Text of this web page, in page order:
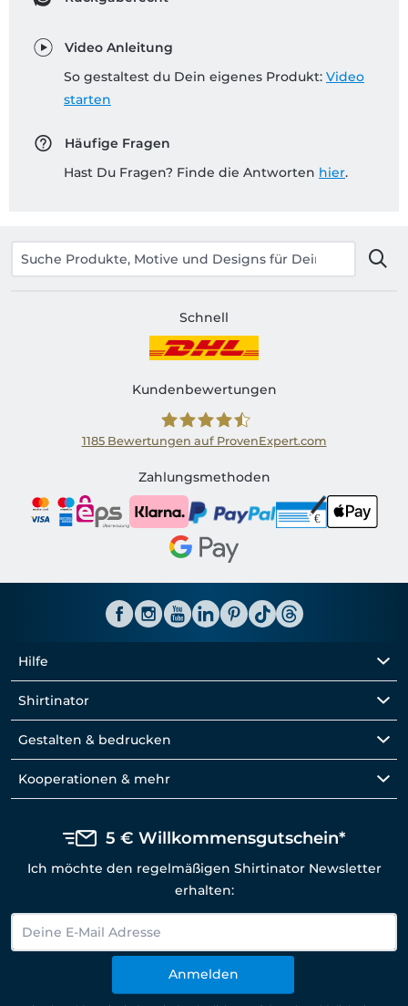
Video Anleitung
So gestaltest du Dein eigenes Produkt: Video
starten
Häufige Fragen
Hast Du Fragen? Finde die Antworten hier.
Schnell
Kundenbewertungen
Shirtinator AT
1185Bewertungen auf ProvenExpert.com
Zahlungsmethoden
Hilfe
Shirtinator
Gestalten & bedrucken
Kooperationen & mehr
5 € Willkommensgutschein*
Ich möchte den regelmäßigen Shirtinator Newsletter
erhalten:
Anmelden